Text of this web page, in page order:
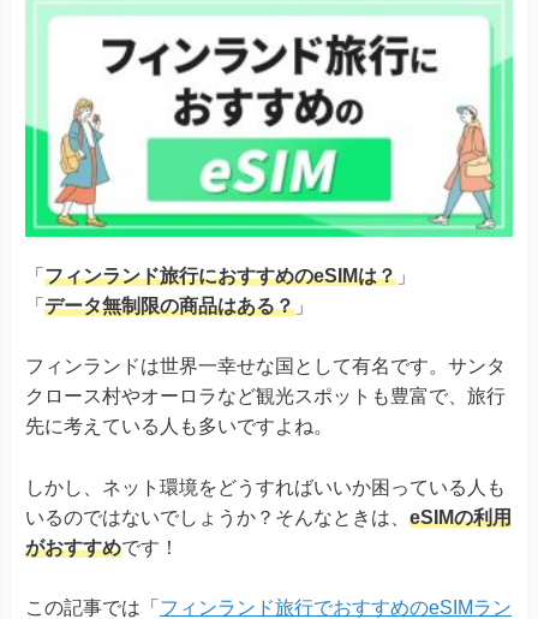
「 フィンランド旅行におすすめのeSIMは？ 」
「 データ無制限の商品はある？ 」
フィンランドは世界一幸せな国として有名です。サンタ
クロース村やオーロラなど観光スポットも豊富で、旅行
先に考えている人も多いですよね。
しかし、ネット環境をどうすればいいか困っている人も
いるのではないでしょうか？そんなときは、 eSIMの利用
がおすすめです！
この記事では「 フィンランド旅行でおすすめのeSIMラン